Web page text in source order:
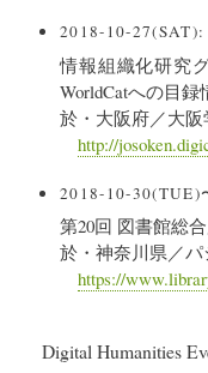
2018-10-27(SAT):
情報組織化研究
WorldCatへの目
於・大阪府／大阪
http://
2018-10-30(TUE)
第20回 図書館総
於・神奈川県／
https://
Digital Humanities